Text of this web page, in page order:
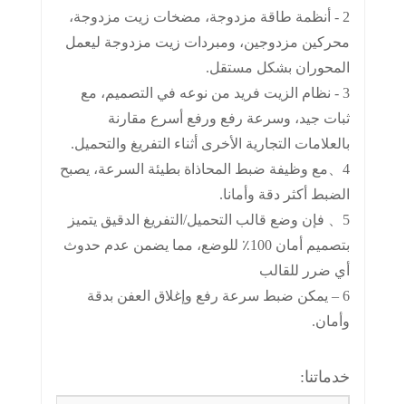
2 - أنظمة طاقة مزدوجة، مضخات زيت مزدوجة،
محركين مزدوجين، ومبردات زيت مزدوجة ليعمل
المحوران بشكل مستقل.
3 - نظام الزيت فريد من نوعه في التصميم، مع
ثبات جيد، وسرعة رفع ورفع أسرع مقارنة
بالعلامات التجارية الأخرى أثناء التفريغ والتحميل.
4、مع وظيفة ضبط المحاذاة بطيئة السرعة، يصبح
الضبط أكثر دقة وأمانا.
5、 فإن وضع قالب التحميل/التفريغ الدقيق يتميز
بتصميم أمان 100٪ للوضع، مما يضمن عدم حدوث
أي ضرر للقالب
6 – يمكن ضبط سرعة رفع وإغلاق العفن بدقة
وأمان.
خدماتنا: